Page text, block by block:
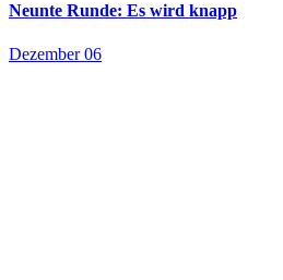
Neunte Runde: Es wird knapp
Dezember 06